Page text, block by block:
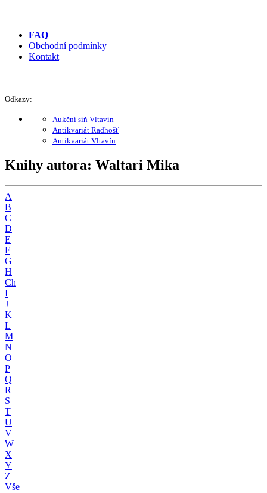
FAQ
Obchodní podmínky
Kontakt
Odkazy:
Aukční síň Vltavín
Antikvariát Radhošť
Antikvariát Vltavín
Knihy autora: Waltari Mika
A
B
C
D
E
F
G
H
Ch
I
J
K
L
M
N
O
P
Q
R
S
T
U
V
W
X
Y
Z
Vše